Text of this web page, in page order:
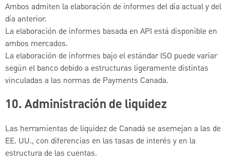
Ambos admiten la elaboración de informes del día actual y del
día anterior.
La elaboración de informes basada en API está disponible en
ambos mercados.
La elaboración de informes bajo el estándar ISO puede variar
según el banco debido a estructuras ligeramente distintas
vinculadas a las normas de Payments Canada.
10.Administración de liquidez
Las herramientas de liquidez de Canadá se asemejan a las de
EE. UU., con diferencias en las tasas de interés y en la
estructura de las cuentas.